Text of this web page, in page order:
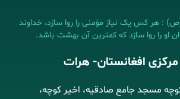
(ص) : هر کس یک نیاز مؤمنی را روا سازد، خداوند
او را روا سازد که کمترین آن بهشت باشد.
مرکزی افغانستان- هرات
کوچه مسجد جامع صادقیه، اخیر کوچه،